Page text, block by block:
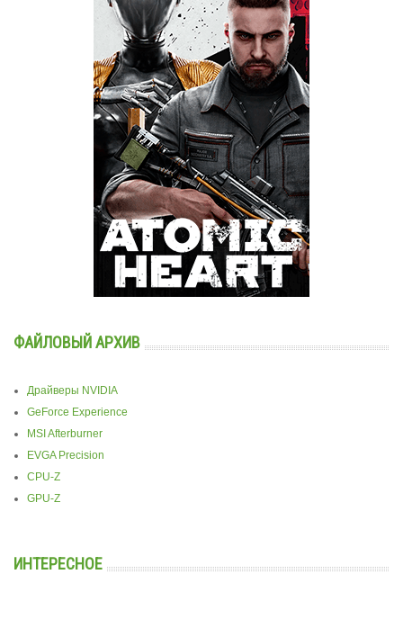
ФАЙЛОВЫЙ АРХИВ
Драйверы NVIDIA
GeForce Experience
MSI Afterburner
EVGA Precision
CPU-Z
GPU-Z
ИНТЕРЕСНОЕ